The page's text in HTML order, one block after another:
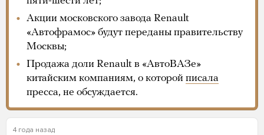
Акции московского завода Renault
«Автофрамос» будут переданы правительству
Москвы;
Продажа доли Renault в «АвтоВАЗе»
китайским компаниям, о которой писала
пресса, не обсуждается.
4 года назад